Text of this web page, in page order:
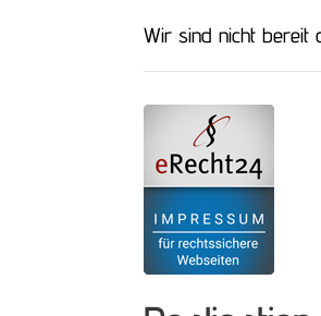
Wir sind nicht bereit